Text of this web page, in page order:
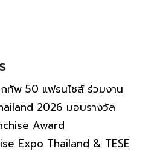
พ 50 แฟรนไชส์ ร่วมงาน
2026 มอบรางวัล
Award
Expo Thailand & TESE